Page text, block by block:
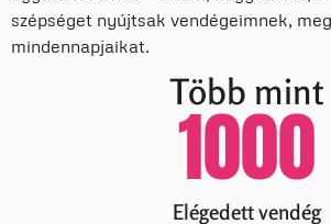
szépséget nyújtsak vendégeimnek,
mindennapjaikat.
Több mint
Elégedett vendég
1000